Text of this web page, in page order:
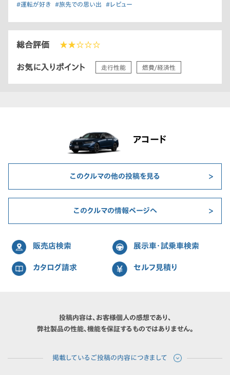
#運転が好き #旅先での思い出 #レビュー
総合評価 ★★☆☆☆
お気に入りポイント 走行性能 燃費/経済性
アコード
このクルマの他の投稿を見る
このクルマの情報ページへ
販売店検索 展示車・試乗車検索
カタログ請求 セルフ見積り
投稿内容は、お客様個人の感想であり、
弊社製品の性能、機能を保証するものではありません。